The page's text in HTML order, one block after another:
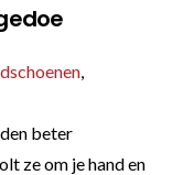
,
beter
ze om je hand en